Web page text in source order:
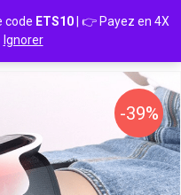
-39%
code ETS10 | 👉 Payez en 4X
Ignorer